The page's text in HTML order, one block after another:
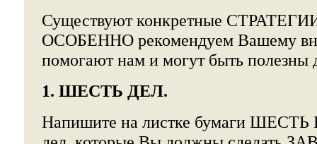
Существуют конкретные
ОСОБЕННО рекомендуем Вашему
помогают нам и могут быть полезны
1. ШЕСТЬ ДЕЛ.
Напишите на листке бумаги